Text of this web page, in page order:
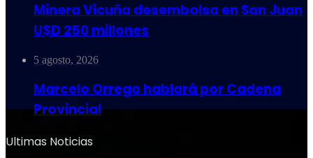
Minera Vicuña desembolsa en San Juan
U$D 250 millones
5 agosto, 2026
Marcelo Orrego hablará por Cadena
Provincial
Ultimas Noticias